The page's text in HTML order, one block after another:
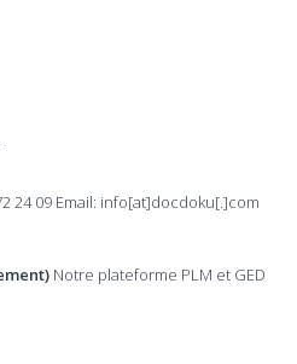
24 09 Email: info[at]docdoku[.]com
Notre plateforme PLM et GED